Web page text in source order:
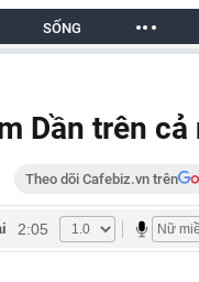
SỐNG
Dần trên cả
Theo dõi Cafebiz.vn trên
2:05